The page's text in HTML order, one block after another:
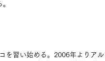
を習い始める。2006年よりア